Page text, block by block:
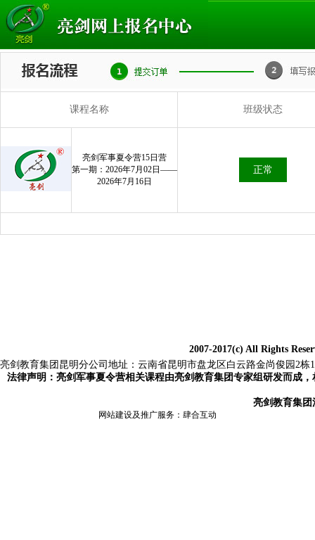
课程名称 班级状态
亮剑军事夏令营15日营
第一期：2026年7月02日——
2026年7月16日
正常
2007-2017(c) All Rights
亮剑教育集团 昆明分公司地址：云南省昆明市盘龙区白云路金尚俊园2栋
法律声明：亮剑军事夏令营相关课程由亮剑教育集团专家组研发而成
亮剑教育集
网站建设及推广服务： 肆合互动